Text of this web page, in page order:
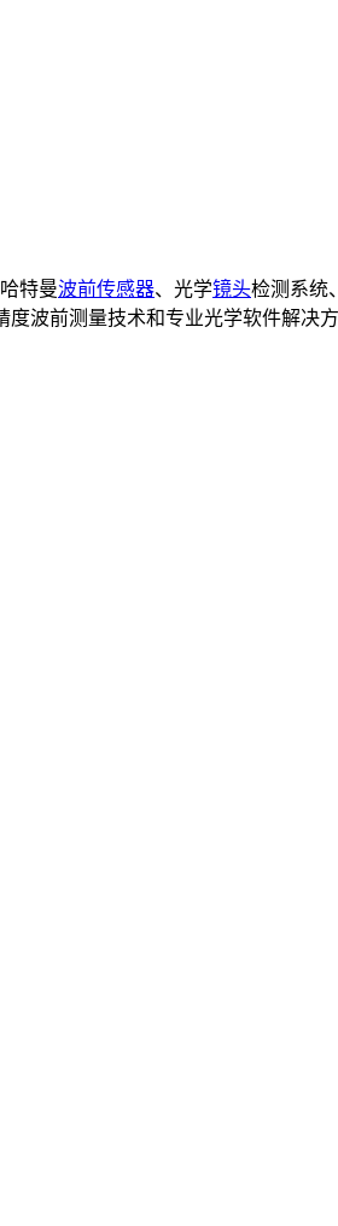
特曼波前传感器、光学镜头检测系统
波前测量技术和专业光学软件解决方